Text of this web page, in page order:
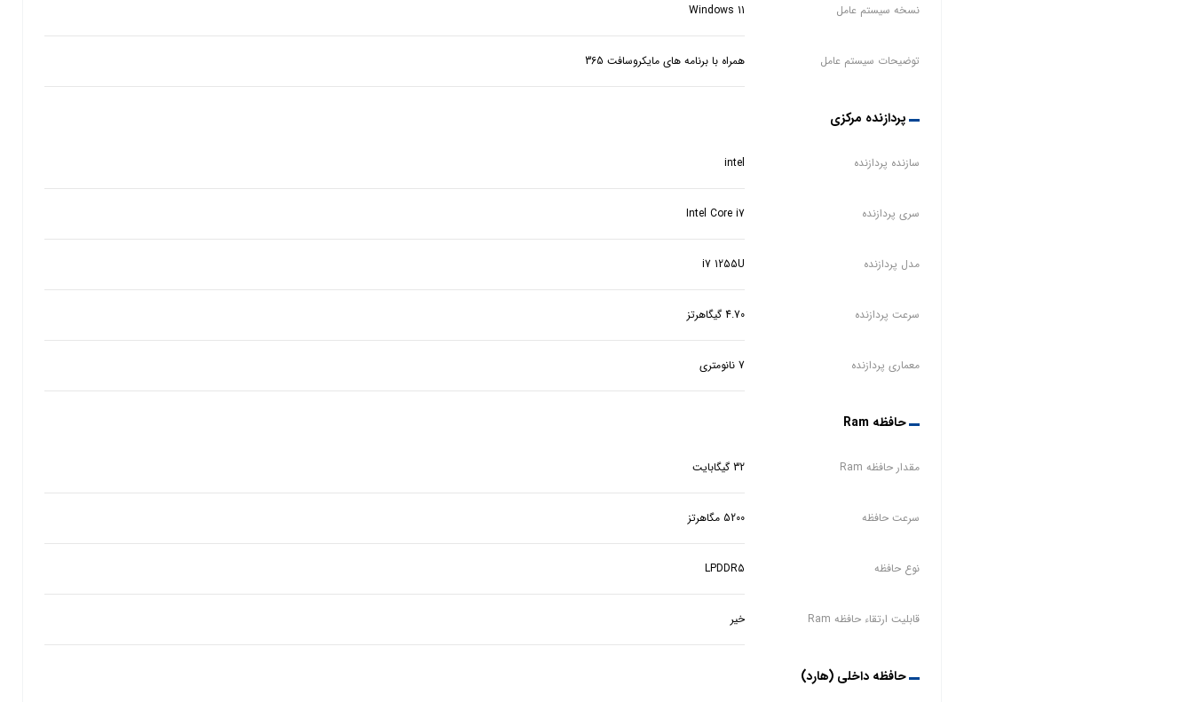
نسخه سیستم عامل Windows 11
توضیحات سیستم عامل همراه با برنامه های مایکروسافت 365
پردازنده مرکزی
سازنده پردازنده intel
سری پردازنده Intel Core i7
مدل پردازنده i7 1255U
سرعت پردازنده 4.70 گیگاهرتز
معماری پردازنده 7 نانومتری
حافظه Ram
مقدار حافظه Ram 32 گیگابایت
سرعت حافظه 5200 مگاهرتز
نوع حافظه LPDDR5
قابلیت ارتقاء حافظه Ram خیر
حافظه داخلی (هارد)